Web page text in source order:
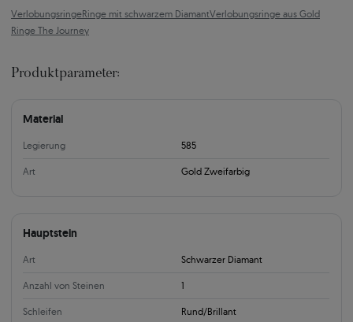
VerlobungsringeRinge mit schwarzem DiamantVerlobungsringe aus Gold
Ringe The Journey
Produktparameter:
Material
Legierung 585
Art Gold Zweifarbig
Hauptstein
Art Schwarzer Diamant
Anzahl von Steinen 1
Schleifen Rund/Brillant